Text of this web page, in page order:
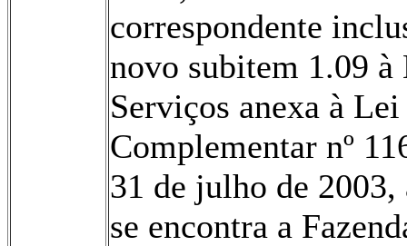
correspondente
novo subitem 1.09 à
Serviços anexa à Lei
Complementar nº
31 de julho de 2003,
se encontra a